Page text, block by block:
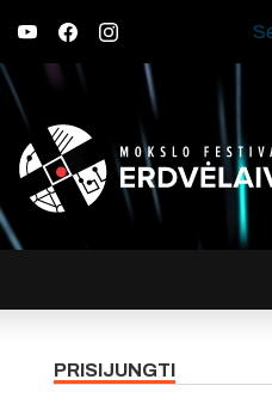
PRISIJUNGTI